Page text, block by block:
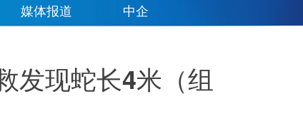
媒体报道 中企
发现蛇长4米（组